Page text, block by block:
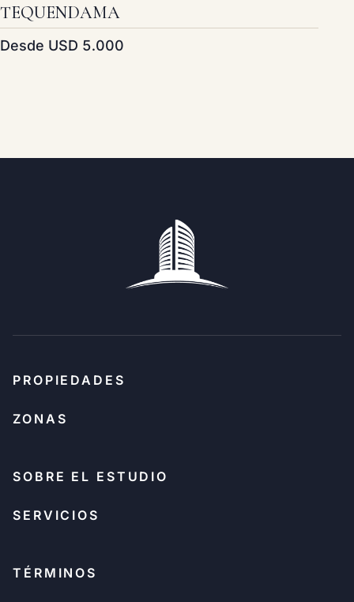
TEQUENDAMA
Desde USD 5.000
PROPIEDADES
ZONAS
SOBRE EL ESTUDIO
SERVICIOS
TÉRMINOS